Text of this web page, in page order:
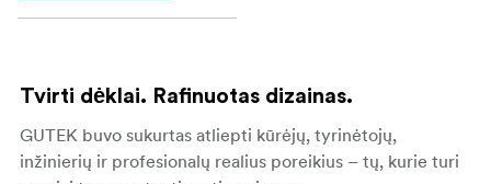
Tvirti dėklai. Rafinuotas dizainas.
GUTEK buvo sukurtas atliepti kūrėjų, tyrinėtojų,
inžinierių ir profesionalų realius poreikius – tų, kurie turi